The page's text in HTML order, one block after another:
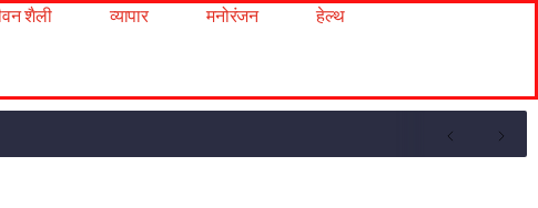
शैली व्यापार मनोरंजन
हेल्थ